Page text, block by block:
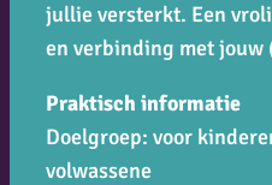
jullie versterkt. Een
en verbinding met
Praktisch informatie
Doelgroep: voor
volwassene